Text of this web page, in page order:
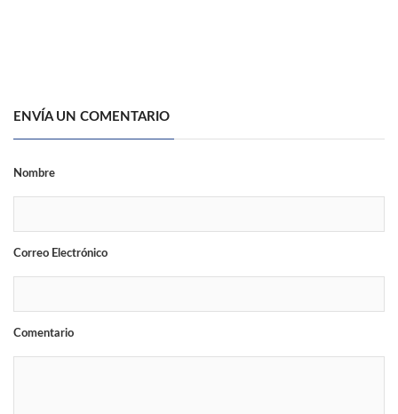
ENVÍA UN COMENTARIO
Nombre
Correo Electrónico
Comentario